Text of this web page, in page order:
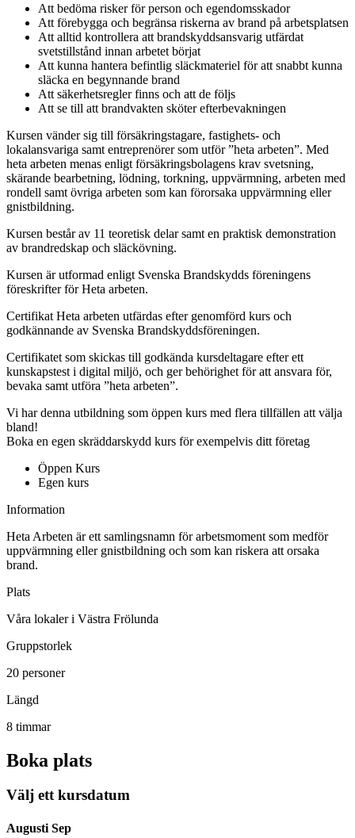
Att bedöma risker för person och egendomsskador
Att förebygga och begränsa riskerna av brand på arbetsplatsen
Att alltid kontrollera att brandskyddsansvarig utfärdat
svetstillstånd innan arbetet börjat
Att kunna hantera befintlig släckmateriel för att snabbt kunna
släcka en begynnande brand
Att säkerhetsregler finns och att de följs
Att se till att brandvakten sköter efterbevakningen
Kursen vänder sig till försäkringstagare, fastighets- och
lokalansvariga samt entreprenörer som utför ”heta arbeten”. Med
heta arbeten menas enligt försäkringsbolagens krav svetsning,
skärande bearbetning, lödning, torkning, uppvärmning, arbeten med
rondell samt övriga arbeten som kan förorsaka uppvärmning eller
gnistbildning.
Kursen består av 11 teoretisk delar samt en praktisk demonstration
av brandredskap och släckövning.
Kursen är utformad enligt Svenska Brandskydds föreningens
föreskrifter för Heta arbeten.
Certifikat Heta arbeten utfärdas efter genomförd kurs och
godkännande av Svenska Brandskyddsföreningen.
Certifikatet som skickas till godkända kursdeltagare efter ett
kunskapstest i digital miljö, och ger behörighet för att ansvara för,
bevaka samt utföra ”heta arbeten”.
Vi har denna utbildning som öppen kurs med flera tillfällen att välja
bland!
Boka en egen skräddarskydd kurs för exempelvis ditt företag
Öppen Kurs
Egen kurs
Information
Heta Arbeten är ett samlingsnamn för arbetsmoment som medför
uppvärmning eller gnistbildning och som kan riskera att orsaka
brand.
Plats
Våra lokaler i Västra Frölunda
Gruppstorlek
20 personer
Längd
8 timmar
Boka plats
Välj ett kursdatum
Augusti Sep